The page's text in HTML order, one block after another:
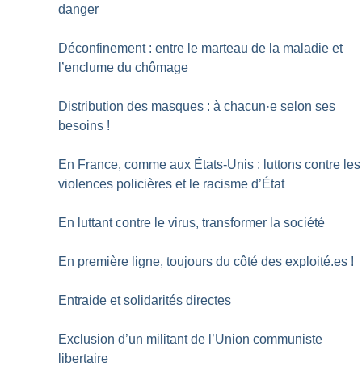
danger
Déconfinement : entre le marteau de la maladie et
l’enclume du chômage
Distribution des masques : à chacun·e selon ses
besoins !
En France, comme aux États-Unis : luttons contre les
violences policières et le racisme d’État
En luttant contre le virus, transformer la société
En première ligne, toujours du côté des exploité.es !
Entraide et solidarités directes
Exclusion d’un militant de l’Union communiste
libertaire